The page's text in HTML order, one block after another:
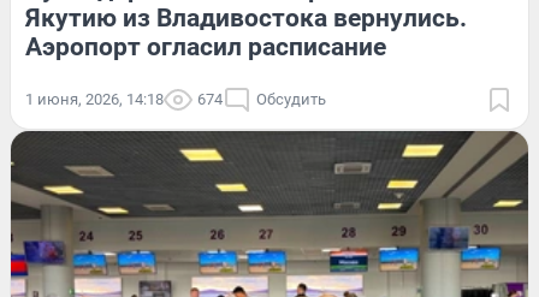
Якутию из Владивостока вернулись.
Аэропорт огласил расписание
1 июня, 2026, 14:18 674 Обсудить